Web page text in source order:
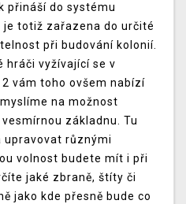
přináší do systému
je totiž zařazena do určité
při budování kolonií.
hráči vyžívající se v
vám toho ovšem nabízí
na možnost
základnu. Tu
upravovat různými
volnost budete mít i při
jaké zbraně, štíty či
jako kde přesně bude co